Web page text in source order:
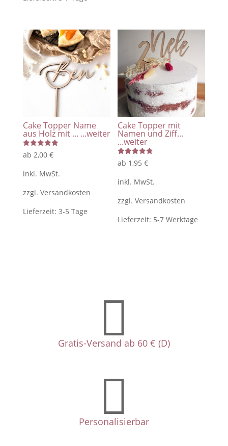
Cake Topper Name
aus Holz mit ... ...weiter
Bewertet
mit
von 5
ab 2,00 €
inkl. MwSt.
zzgl. Versandkosten
Lieferzeit: 3-5 Tage
Cake Topper mit
Namen und Ziff...
...weiter
Bewertet
mit
von 5
ab 1,95€
inkl. MwSt.
zzgl.Versandkosten
Lieferzeit: 5-7 Werktage

Gratis-Versand ab 60 € (D)

Personalisierbar